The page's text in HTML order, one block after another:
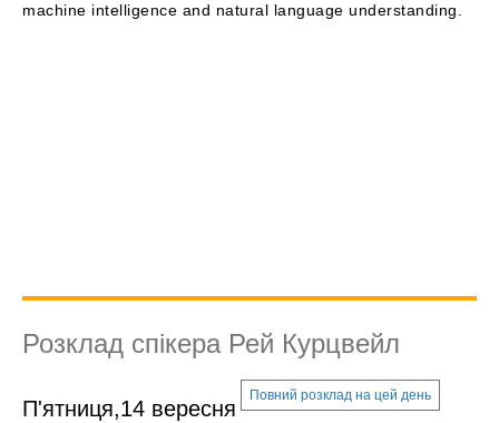
machine intelligence and natural language understanding.
Розклад спікера Рей Курцвейл
П'ятниця,14 вересня
Повний розклад на цей день